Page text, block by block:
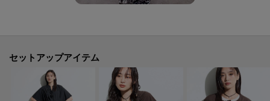
■気になるアイテムは『お気に入り登録』がおすすめです！■
クリックして簡単に追加できます！
[おすすめPOINT]
セットアップアイテム